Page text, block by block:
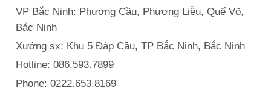
VP Bắc Ninh: Phương Cầu, Phương Liễu, Quế Võ,
Bắc Ninh
Xưởng sx: Khu 5 Đáp Cầu, TP Bắc Ninh, Bắc Ninh
Hotline: 086.593.7899
Phone: 0222.653.8169